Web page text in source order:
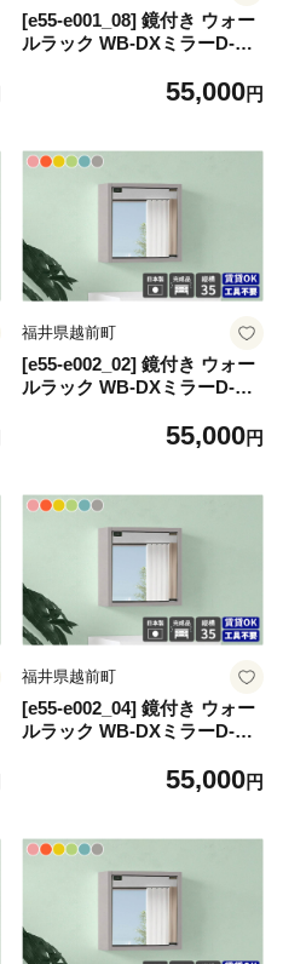
[e55-e001_08] 鏡付き ウォー
ルラック WB-DXミラーD-S
で開閉できるミラー扉付き！
けラック 北欧風 木製 収納】
【カラー：ブラックウッド】
55,000円
福井県越前町
[e55-e002_02] 鏡付き ウォー
ルラック WB-DXミラーD-S
ー」ワンプッシュで開閉でき
55,000円
福井県越前町
[e55-e002_04] 鏡付き ウォー
ルラック WB-DXミラーD-S
ー」ワンプッシュで開閉でき
55,000円